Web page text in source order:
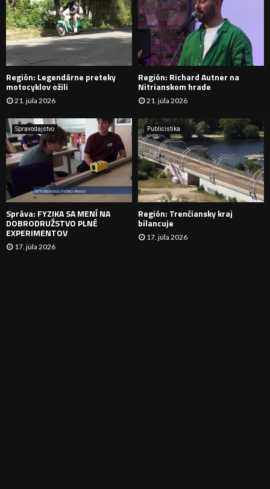
:
D
A
N
I
E
Región: Legendárne preteky
motocyklov ožili
21. júla 2026
Región: Richard Autner na
Nitrianskom hrade
21. júla 2026
Spravodajstvo
Správa: FYZIKA SA MENÍ NA
DOBRODRUŽSTVO PLNÉ
EXPERIMENTOV
17. júla 2026
Publicistika
Región: Trenčiansky kraj
bilancuje
17. júla 2026